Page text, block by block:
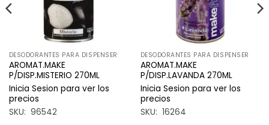
DESODORANTES PARA DISPENSER
AROMAT.MAKE
P/DISP.MISTERIO 270ML
Inicia Sesion para ver los
precios
SKU: 96542
DESODORANTES PARA DISPENSER
AROMAT.MAKE
P/DISP.LAVANDA 270ML
Inicia Sesion para ver los
precios
SKU: 16264